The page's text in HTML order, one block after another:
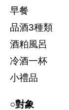
早餐
品酒3種類
酒粕風呂
冷酒一杯
小禮品
○對象